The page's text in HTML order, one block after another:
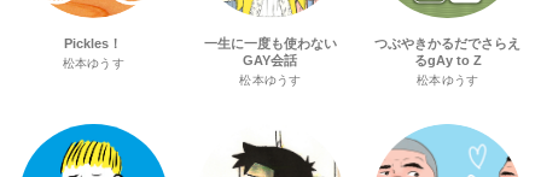
Pickles！
松本ゆうす
一生に一度も使わない
GAY会話
松本ゆうす
つぶやきかるだでさらえ
るgAy to Z
松本ゆうす